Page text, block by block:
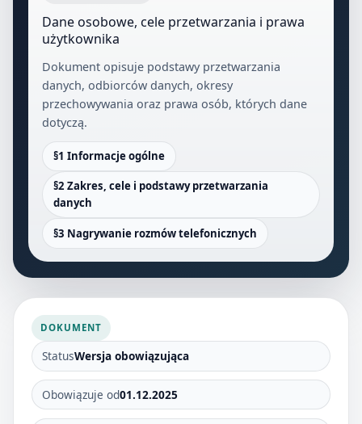
Dane osobowe, cele przetwarzania i prawa
użytkownika
Dokument opisuje podstawy przetwarzania
danych, odbiorców danych, okresy
przechowywania oraz prawa osób, których dane
dotyczą.
§1 Informacje ogólne
§2 Zakres, cele i podstawy przetwarzania
danych
§3 Nagrywanie rozmów telefonicznych
DOKUMENT
StatusWersja obowiązująca
Obowiązuje od01.12.2025